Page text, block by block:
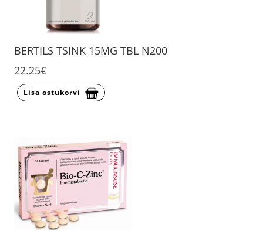
BERTILS TSINK 15MG TBL N200
22.25€
Lisa ostukorvi